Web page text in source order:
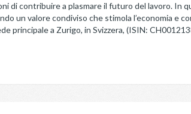
di contribuire a plasmare il futuro del lavoro. In
un valore condiviso che stimola l’economia e
principale a Zurigo, in Svizzera, (ISIN: